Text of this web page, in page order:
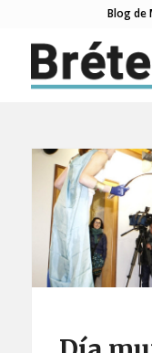
Blog de